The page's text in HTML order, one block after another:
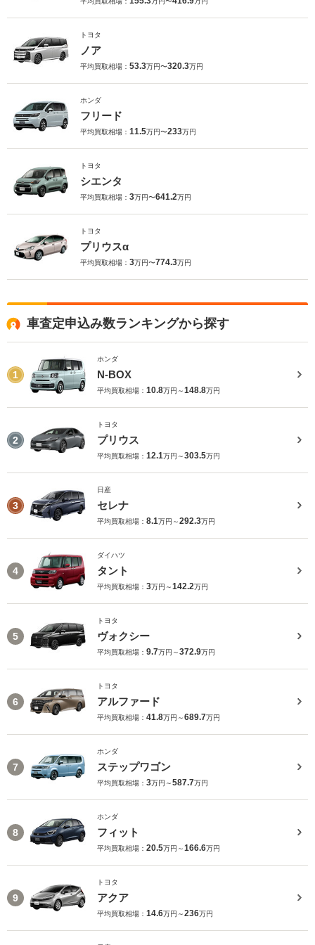
トヨタ
ノア
平均買取相場： 53.3万円〜320.3万円
ホンダ
フリード
平均買取相場： 11.5万円〜233万円
トヨタ
シエンタ
平均買取相場： 3万円〜641.2万円
トヨタ
プリウスα
平均買取相場： 3万円〜774.3万円
車査定申込み数ランキングから探す
1
ホンダ
N-BOX
平均買取相場： 10.8万円～148.8万円
2
トヨタ
プリウス
平均買取相場： 12.1万円～303.5万円
3
日産
セレナ
平均買取相場： 8.1万円～292.3万円
4
ダイハツ
タント
平均買取相場： 3万円～142.2万円
5
トヨタ
ヴォクシー
平均買取相場： 9.7万円～372.9万円
6
トヨタ
アルファード
平均買取相場： 41.8万円～689.7万円
7
ホンダ
ステップワゴン
平均買取相場： 3万円～587.7万円
8
ホンダ
フィット
平均買取相場： 20.5万円～166.6万円
9
トヨタ
アクア
平均買取相場： 14.6万円～236万円